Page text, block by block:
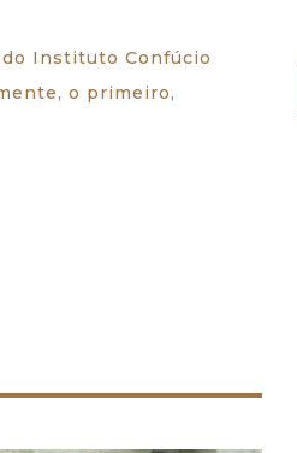
do Instituto Confúcio
o primeiro,